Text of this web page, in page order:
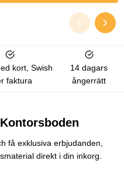
kort, Swish
faktura
14 dagars
ångerrätt
få exklusiva erbjudanden,
direkt i din inkorg.